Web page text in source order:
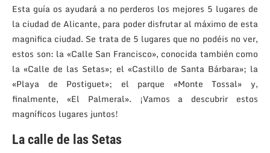
Esta guía os ayudará a no perderos los mejores 5 lugares de
la ciudad de Alicante, para poder disfrutar al máximo de esta
magnifica ciudad. Se trata de 5 lugares que no podéis no ver,
estos son: la «Calle San Francisco», conocida también como
la «Calle de las Setas»; el «Castillo de Santa Bárbara»; la
«Playa de Postiguet»; el parque «Monte Tossal» y,
finalmente, «El Palmeral». ¡Vamos a descubrir estos
magníficos lugares juntos!
La calle de las Setas